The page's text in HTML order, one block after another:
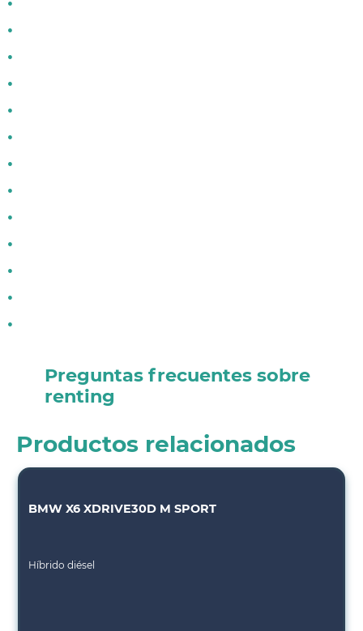
Preguntas frecuentes sobre
renting
Productos relacionados
BMW X6 XDRIVE30D M SPORT
Híbrido diésel